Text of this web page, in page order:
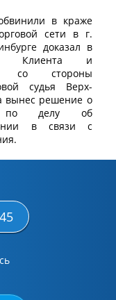
в краже
сети в г.
доказал в
Клиента и
со стороны
судья Верх-
вынес решение о
по делу об
в связи с